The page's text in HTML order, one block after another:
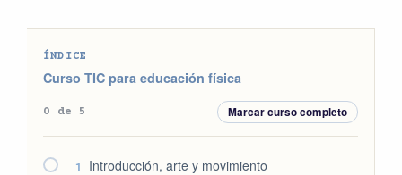
ÍNDICE
Curso TIC para educación física
0 de 5 Marcar curso completo
1 Introducción, arte y movimiento